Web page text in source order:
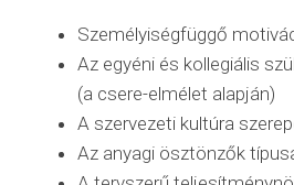
Személyiségfüggő
Az egyéni és kollegiális
(a csere-elmélet alapján)
A szervezeti kultúra
Az anyagi ösztönzők